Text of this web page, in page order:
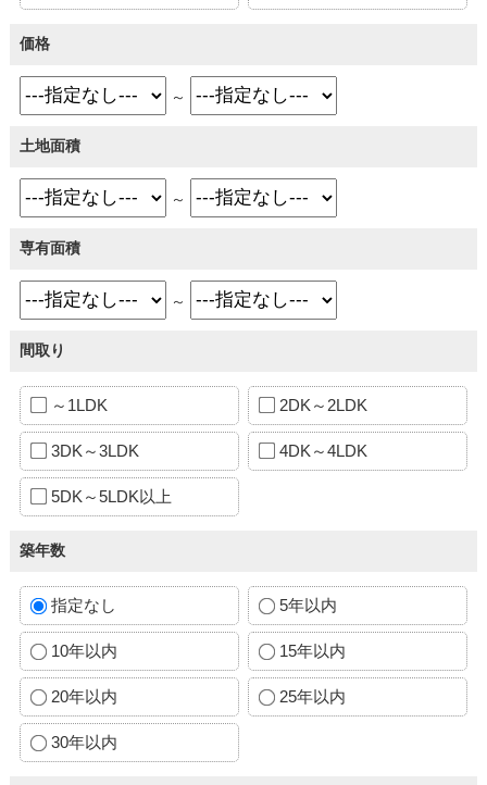
価格
～
土地面積
～
専有面積
～
間取り
～1LDK 2DK～2LDK
3DK～3LDK 4DK～4LDK
5DK～5LDK以上
築年数
指定なし 5年以内
10年以内 15年以内
20年以内 25年以内
30年以内